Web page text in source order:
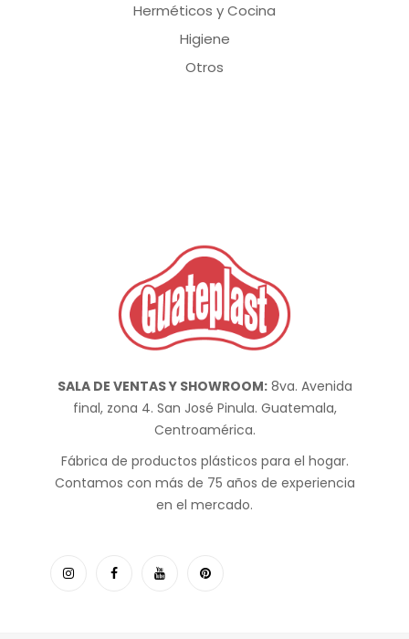
Herméticos y Cocina
Higiene
Otros
SALA DE VENTAS Y SHOWROOM:8va. Avenida
final, zona 4. San José Pinula. Guatemala,
Centroamérica.
Fábrica de productos plásticos para el hogar.
Contamos con más de 75 años de experiencia
en el mercado.